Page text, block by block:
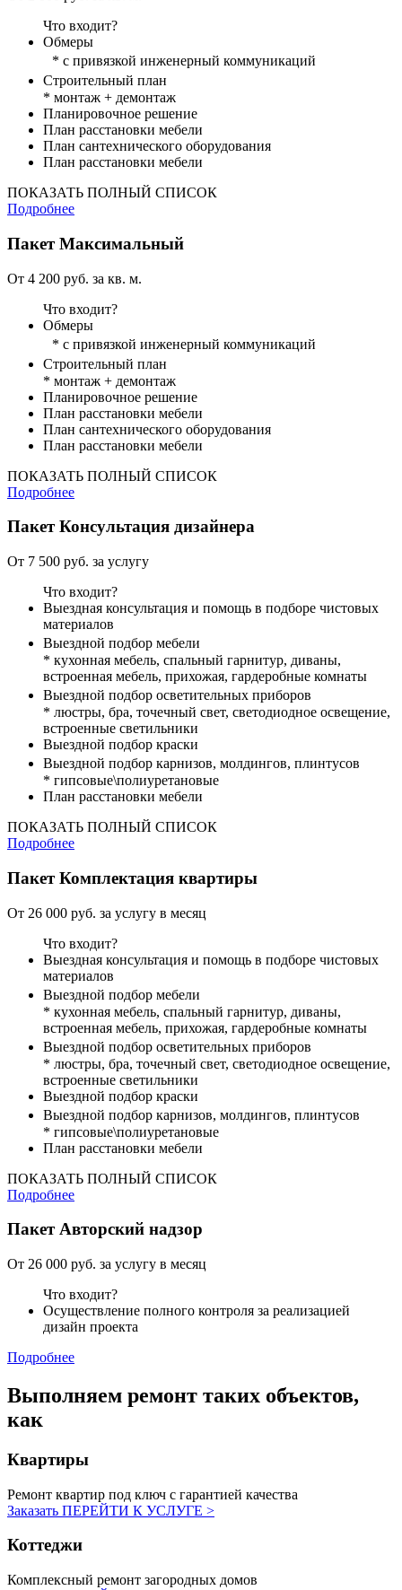
Что входит?
Обмеры
* с привязкой инженерный коммуникаций
Строительный план
* монтаж + демонтаж
Планировочное решение
План расстановки мебели
План сантехнического оборудования
План расстановки мебели
ПОКАЗАТЬ ПОЛНЫЙ СПИСОК
Подробнее
ПакетМаксимальный
От 4 200 руб. за кв. м.
Что входит?
Обмеры
* с привязкой инженерный коммуникаций
Строительный план
* монтаж + демонтаж
Планировочное решение
План расстановки мебели
План сантехнического оборудования
План расстановки мебели
ПОКАЗАТЬ ПОЛНЫЙ СПИСОК
Подробнее
ПакетКонсультация дизайнера
От 7 500 руб. за услугу
Что входит?
Выездная консультация и помощь в подборе чистовых
материалов
Выездной подбор мебели
* кухонная мебель, спальный гарнитур, диваны,
встроенная мебель, прихожая, гардеробные комнаты
Выездной подбор осветительных приборов
* люстры, бра, точечный свет, светодиодное освещение,
встроенные светильники
Выездной подбор краски
Выездной подбор карнизов, молдингов, плинтусов
* гипсовые\полиуретановые
План расстановки мебели
ПОКАЗАТЬ ПОЛНЫЙ СПИСОК
Подробнее
ПакетКомплектация квартиры
От 26 000 руб. за услугу в месяц
Что входит?
Выездная консультация и помощь в подборе чистовых
материалов
Выездной подбор мебели
* кухонная мебель, спальный гарнитур, диваны,
встроенная мебель, прихожая, гардеробные комнаты
Выездной подбор осветительных приборов
* люстры, бра, точечный свет, светодиодное освещение,
встроенные светильники
Выездной подбор краски
Выездной подбор карнизов, молдингов, плинтусов
* гипсовые\полиуретановые
План расстановки мебели
ПОКАЗАТЬ ПОЛНЫЙ СПИСОК
Подробнее
ПакетАвторский надзор
От 26 000 руб. за услугу в месяц
Что входит?
Осуществление полного контроля за реализацией
дизайн проекта
Подробнее
Выполняем ремонт таких объектов,
как
Квартиры
Ремонт квартир под ключ с гарантией качества
Заказать ПЕРЕЙТИ К УСЛУГЕ >
Коттеджи
Комплексный ремонт загородных домов